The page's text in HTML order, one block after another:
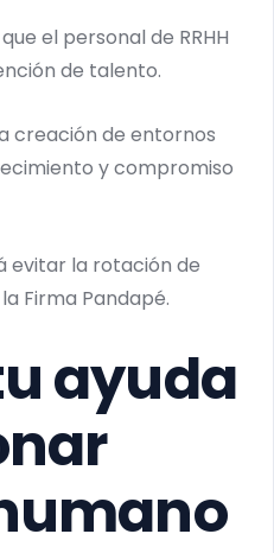
el personal de RRHH
de talento.
creación de entornos
y compromiso
evitar la rotación de
Firma Pandapé.
ayuda